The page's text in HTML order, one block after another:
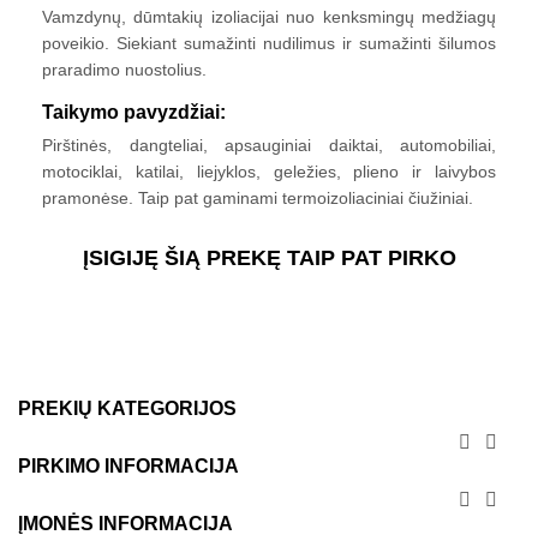
Vamzdynų, dūmtakių izoliacijai nuo kenksmingų medžiagų
poveikio. Siekiant sumažinti nudilimus ir sumažinti šilumos
praradimo nuostolius.
Taikymo pavyzdžiai:
Pirštinės, dangteliai, apsauginiai daiktai, automobiliai,
motociklai, katilai, liejyklos, geležies, plieno ir laivybos
pramonėse. Taip pat gaminami termoizoliaciniai čiužiniai.
ĮSIGIJĘ ŠIĄ PREKĘ TAIP PAT PIRKO
PREKIŲ KATEGORIJOS


PIRKIMO INFORMACIJA


ĮMONĖS INFORMACIJA